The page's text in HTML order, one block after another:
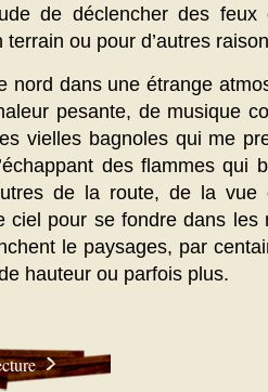
de déclencher des
terrain ou pour d’autres
nord dans une étrange
pesante, de musique
vielles bagnoles qui me
des flammes qui
de la route, de la vue
ciel pour se fondre dans
le paysages, par
hauteur ou parfois plus.